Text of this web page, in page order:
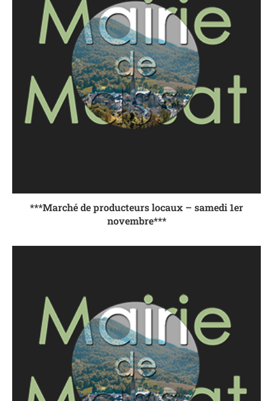
***Marché de producteurs locaux – samedi 1er
novembre***